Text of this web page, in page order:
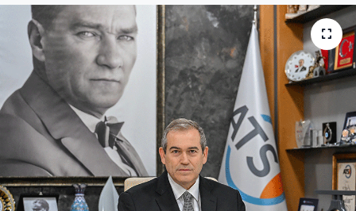
SİYASET
SAĞLIK
DÜNYA
EĞİTİM
TURİZM
Haber Arşivi